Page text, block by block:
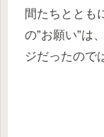
間たちととも
の”お願い”は
ジだったので